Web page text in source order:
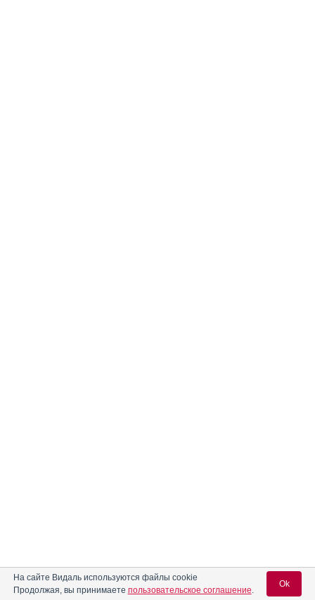
На сайте Видаль используются файлы cookie
Продолжая, вы принимаете пользовательское соглашение.
Ok